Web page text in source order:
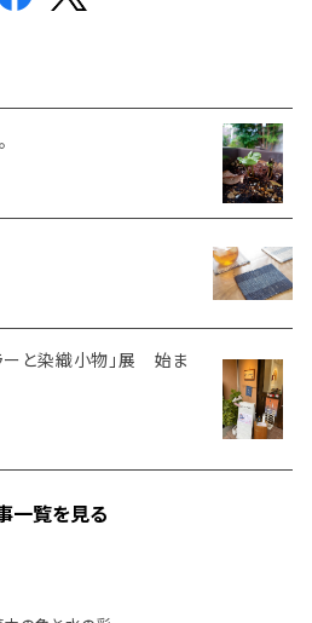
と染織小物」展 始ま
一覧を見る